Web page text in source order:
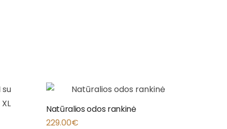
Natūralios odos rankinė
229.00€